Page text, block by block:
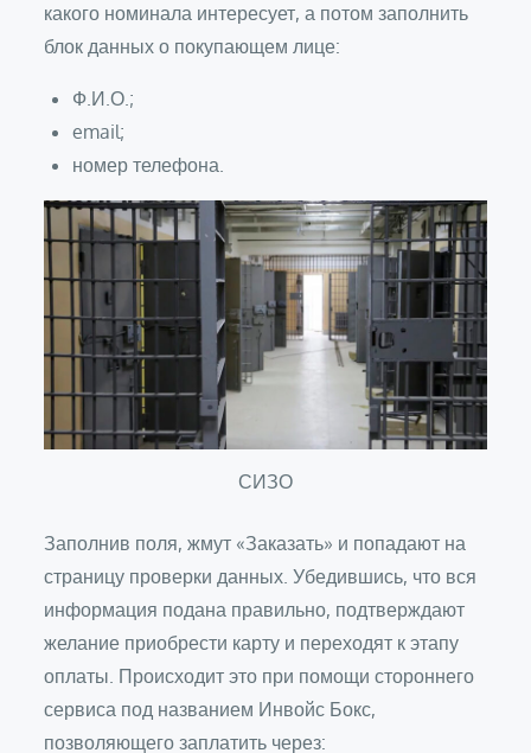
какого номинала интересует, а потом заполнить
блок данных о покупающем лице:
Ф.И.О.;
email;
номер телефона.
СИЗО
Заполнив поля, жмут «Заказать» и попадают на
страницу проверки данных. Убедившись, что вся
информация подана правильно, подтверждают
желание приобрести карту и переходят к этапу
оплаты. Происходит это при помощи стороннего
сервиса под названием Инвойс Бокс,
позволяющего заплатить через: